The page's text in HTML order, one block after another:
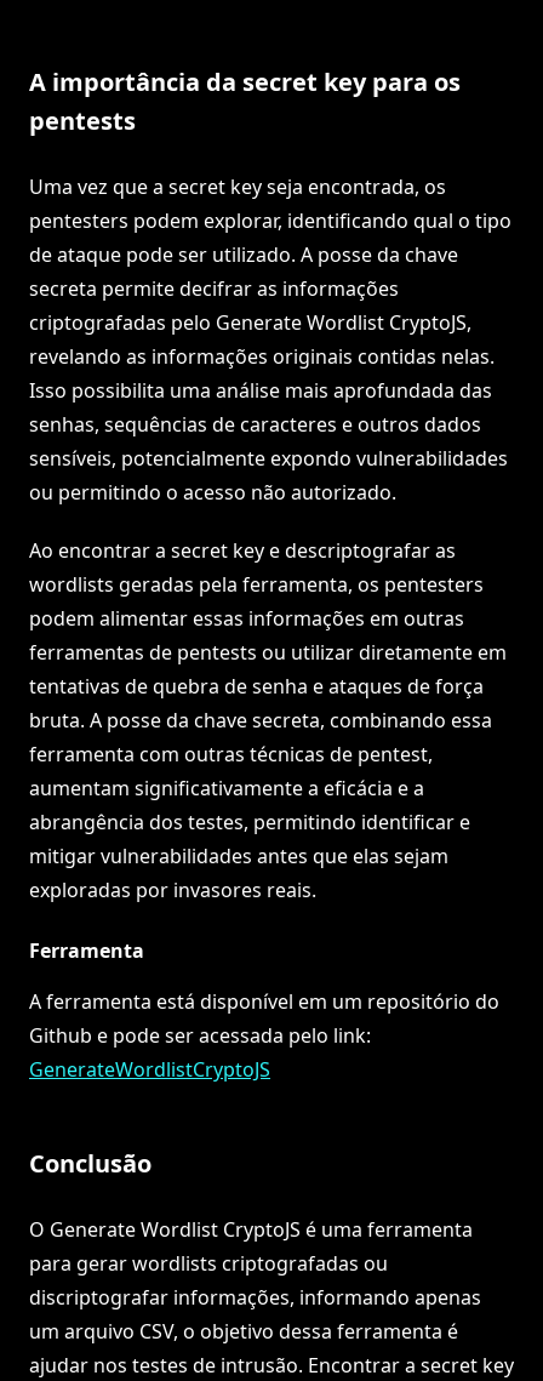
A importância da secret key para os
pentests
Uma vez que a secret key seja encontrada, os
pentesters podem explorar, identificando qual o tipo
de ataque pode ser utilizado. A posse da chave
secreta permite decifrar as informações
criptografadas pelo Generate Wordlist CryptoJS,
revelando as informações originais contidas nelas.
Isso possibilita uma análise mais aprofundada das
senhas, sequências de caracteres e outros dados
sensíveis, potencialmente expondo vulnerabilidades
ou permitindo o acesso não autorizado.
Ao encontrar a secret key e descriptografar as
wordlists geradas pela ferramenta, os pentesters
podem alimentar essas informações em outras
ferramentas de pentests ou utilizar diretamente em
tentativas de quebra de senha e ataques de força
bruta. A posse da chave secreta, combinando essa
ferramenta com outras técnicas de pentest,
aumentam significativamente a eficácia e a
abrangência dos testes, permitindo identificar e
mitigar vulnerabilidades antes que elas sejam
exploradas por invasores reais.
Ferramenta
A ferramenta está disponível em um repositório do
Github e pode ser acessada pelo link:
GenerateWordlistCryptoJS
Conclusão
O Generate Wordlist CryptoJS é uma ferramenta
para gerar wordlists criptografadas ou
discriptografar informações, informando apenas
um arquivo CSV, o objetivo dessa ferramenta é
ajudar nos testes de intrusão. Encontrar a secret key